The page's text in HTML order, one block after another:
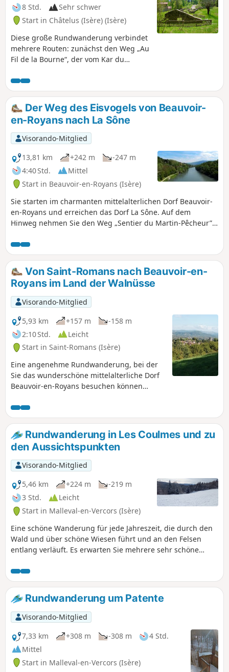
8 Std.
Sehr schwer
Start in Châtelus (Isère) (Isère)
Diese große Rundwanderung verbindet
mehrere Routen: zunächst den Weg „Au
Fil de la Bourne“, der vom Kar du
durchquert, dann den Aufstieg zur
vielbesuchten Felsenwand der
Goulandière, von der aus man zum
Plateau des Forêt des Coulmes gelangt.
Der Besuch der Stätten und alten Weiler
dieses Waldes geht einem steilen
Abstieg über den Pas du Ranc bis zur
Straße nach Charanche voraus.
Der Weg des Eisvogels von Beauvoir-
en-Royans nach La Sône
Visorando-Mitglied
13,81 km
+242 m
-247 m
4:40 Std.
Mittel
Start in Beauvoir-en-Royans (Isère)
Sie starten im charmanten mittelalterlichen Dorf Beauvoir-
en-Royans und erreichen das Dorf La Sône. Auf dem
Hinweg nehmen Sie den Weg „Sentier du Martin-Pêcheur”
und Natur verbindet. September 2020: Mehrere Wanderer
melden uns eine starke Verschlechterung des Weges
entlang der Isère. Einige Passagen können sogar gefährlich
sein. Von Saint-Romans nach Beauvoir-en-
Royans im Land der Walnüsse
Visorando-Mitglied
5,93 km
+157 m
-158 m
2:10 Std.
Leicht
Start in Saint-Romans (Isère)
Eine angenehme Rundwanderung, bei der
Sie das wunderschöne mittelalterliche Dorf
Beauvoir-en-Royans besuchen können
Ruinen, Karmeliterkloster, schöne Häuser
und mittelalterlicher Platz); die Zeit für die
Besichtigung des Dorfes ist nicht in der
Wanderung enthalten. Sie durchqueren
zahlreiche Walnusshaine, die für die Region
charakteristisch sind. Die Wanderung
verläuft größtenteils im Schatten und eignet
sich sehr gut für Familien.
Rundwanderung in Les Coulmes und zu
den Aussichtspunkten
Visorando-Mitglied
5,46 km
+224 m
-219 m
3 Std.
Leicht
Start in Malleval-en-Vercors (Isère)
Eine schöne Wanderung für jede Jahreszeit, die durch den
Wald und über schöne Wiesen führt und an den Felsen
entlang verläuft. Es erwarten Sie mehrere sehr schöne
Rundwanderung um Patente
Visorando-Mitglied
7,33 km
+308 m -308 m
4 Std.
Mittel
Start in Malleval-en-Vercors (Isère)